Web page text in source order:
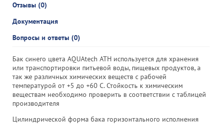
Отзывы (0)
Документация
Вопросы и ответы (0)
Бак синего цвета AQUAtech ATH используется для хранения
или транспортировки питьевой воды, пищевых продуктов, а
так же различных химических веществ с рабочей
температурой от +5 до +60 С. Стойкость к химическим
веществам необходимо проверить в соответствии с таблицей
производителя
Цилиндрической форма бака горизонтального исполнения